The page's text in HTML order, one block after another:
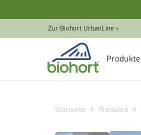
Zur Biohort UrbanLine ›
Produkte
Startseite chevron_right Produkte chevron_right